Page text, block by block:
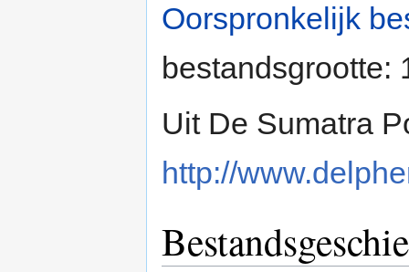
Oorspronkelijk
bestandsgrootte:
Uit De Sumatra
http://